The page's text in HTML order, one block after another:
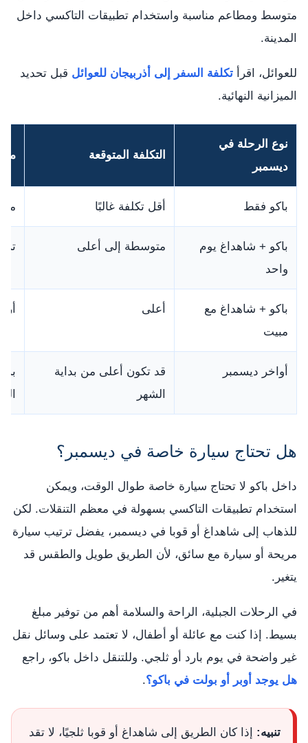
متوسط ومطاعم مناسبة واستخدام تطبيقات التاكسي داخل
المدينة.
للعوائل، اقرأ تكلفة السفر إلى أذربيجان للعوائل قبل تحديد
الميزانية النهائية.
نوع الرحلة في
ديسمبر
التكلفة المتوقعة
باكو فقط أقل تكلفة غالبًا
باكو + شاهداغ يوم
واحد
متوسطة إلى أعلى
باكو + شاهداغ مع
مبيت
أعلى
أواخر ديسمبر
قد تكون أعلى من بداية
الشهر
هل تحتاج سيارة خاصة في ديسمبر؟
داخل باكو لا تحتاج سيارة خاصة طوال الوقت، ويمكن
استخدام تطبيقات التاكسي بسهولة في معظم التنقلات. لكن
للذهاب إلى شاهداغ أو قوبا في ديسمبر، يفضل ترتيب سيارة
مريحة أو سيارة مع سائق، لأن الطريق طويل والطقس قد
يتغير.
في الرحلات الجبلية، الراحة والسلامة أهم من توفير مبلغ
بسيط. إذا كنت مع عائلة أو أطفال، لا تعتمد على وسائل نقل
غير واضحة في يوم بارد أو ثلجي. وللتنقل داخل باكو، راجع
هل يوجد أوبر أو بولت في باكو؟.
تنبيه: إذا كان الطريق إلى شاهداغ أو قوبا ثلجيًا، لا تقد